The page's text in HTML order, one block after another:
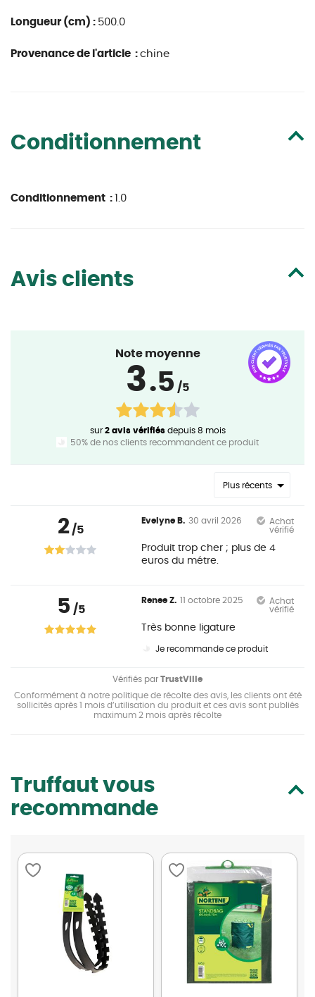
Longueur (cm) : 500.0
Provenance de l'article : chine
Conditionnement
Conditionnement : 1.0
Avis clients
Note moyenne
3.5 /5
sur2 avis vérifiés depuis 8 mois
50% de nos clients recommandent ce produit
Plus récents
2 /5
Evelyne B. 30 avril 2026
Achat
vérifié
Produit trop cher ; plus de 4
euros du métre.
5 /5
Renee Z. 11 octobre 2025
Achat
vérifié
Très bonne ligature
Je recommande ce produit
Vérifiés par TrustVille
Conformément à notre politique de récolte des avis, les clients ont été
sollicités après 1 mois d’utilisation du produit et ces avis sont publiés
maximum 2 mois après récolte
Truffaut vous
recommande